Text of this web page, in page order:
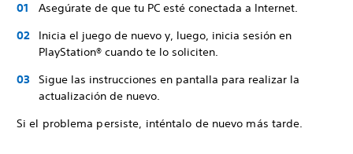
Asegúrate de que tu PC esté conectada a Internet.
Inicia el juego de nuevo y, luego, inicia sesión en
PlayStation® cuando te lo soliciten.
Sigue las instrucciones en pantalla para realizar la
actualización de nuevo.
Si el problema persiste, inténtalo de nuevo más tarde.